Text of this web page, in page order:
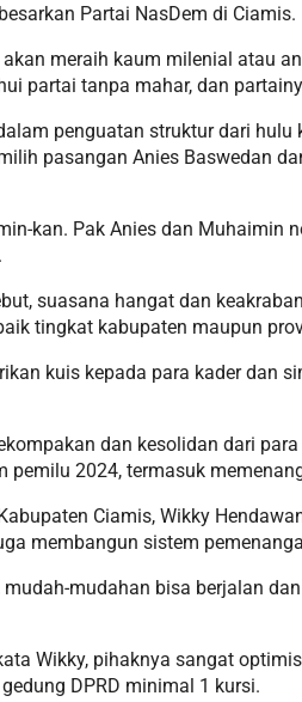
Partai NasDem di Ciamis.
meraih kaum milenial atau
partai tanpa mahar, dan
penguatan struktur dari
pasangan Anies Baswedan
kan. Pak Anies dan Muhaimin
suasana hangat dan
tingkat kabupaten maupun
kuis kepada para kader dan
dan kesolidan dari
pemilu 2024, termasuk
Ciamis, Wikky
membangun sistem
mudah-mudahan bisa berjalan
Wikky, pihaknya sangat
DPRD minimal 1 kursi.